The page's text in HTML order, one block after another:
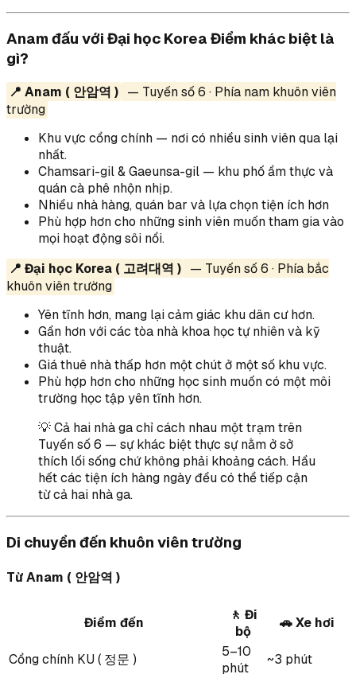
Anam đấu với Đại học Korea Điểm khác biệt là
gì?
📍 Anam ( 안암역 ) — Tuyến số 6 · Phía nam khuôn viên
trường
Khu vực cổng chính — nơi có nhiều sinh viên qua lại
nhất.
Chamsari-gil & Gaeunsa-gil — khu phố ẩm thực và
quán cà phê nhộn nhịp.
Nhiều nhà hàng, quán bar và lựa chọn tiện ích hơn
Phù hợp hơn cho những sinh viên muốn tham gia vào
mọi hoạt động sôi nổi.
📍 Đại học Korea ( 고려대역 ) — Tuyến số 6 · Phía bắc
khuôn viên trường
Yên tĩnh hơn, mang lại cảm giác khu dân cư hơn.
Gần hơn với các tòa nhà khoa học tự nhiên và kỹ
thuật.
Giá thuê nhà thấp hơn một chút ở một số khu vực.
Phù hợp hơn cho những học sinh muốn có một môi
trường học tập yên tĩnh hơn.
💡 Cả hai nhà ga chỉ cách nhau một trạm trên
Tuyến số 6 — sự khác biệt thực sự nằm ở sở
thích lối sống chứ không phải khoảng cách. Hầu
hết các tiện ích hàng ngày đều có thể tiếp cận
từ cả hai nhà ga.
Di chuyển đến khuôn viên trường
Từ Anam ( 안암역 )
Điểm đến
🚶 Đi
bộ
🚗 Xe hơi
Cổng chính KU ( 정문 )
5–10
phút
~3 phút